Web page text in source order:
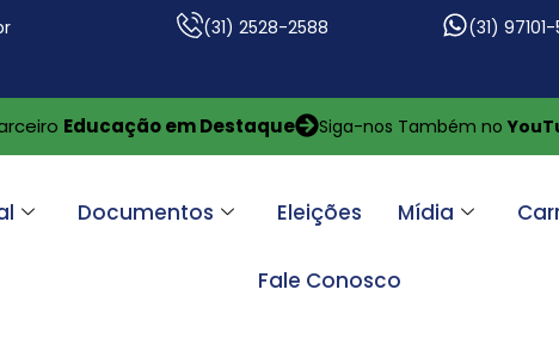
(31) 2528-2588 (31)
Educação em Destaque Siga-nos Também no
Documentos Eleições Mídia
Fale Conosco